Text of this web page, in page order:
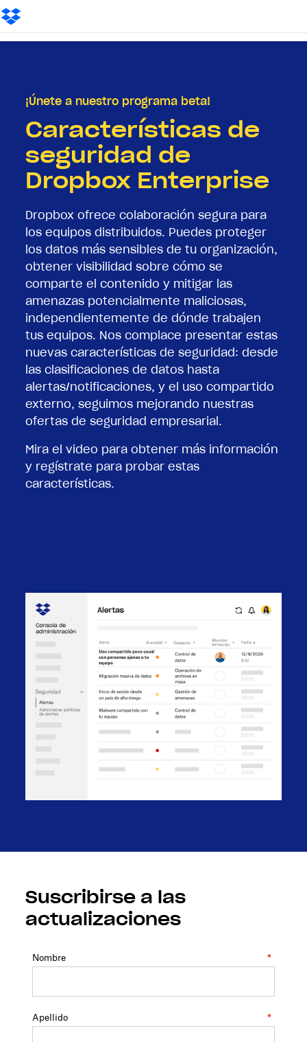
¡Únete a nuestro programa beta!
Características de
seguridad de
Dropbox Enterprise
Dropbox ofrece colaboración segura para
los equipos distribuidos. Puedes proteger
los datos más sensibles de tu organización,
obtener visibilidad sobre cómo se
comparte el contenido y mitigar las
amenazas potencialmente maliciosas,
independientemente de dónde trabajen
tus equipos. Nos complace presentar estas
nuevas características de seguridad: desde
las clasificaciones de datos hasta
alertas/notificaciones, y el uso compartido
externo, seguimos mejorando nuestras
ofertas de seguridad empresarial.
Mira el video para obtener más información
y regístrate para probar estas
características.
Suscribirse a las
actualizaciones
*
Nombre
*
Apellido